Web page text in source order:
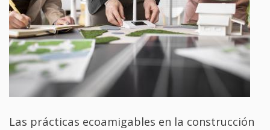
Las prácticas ecoamigables en la construcción